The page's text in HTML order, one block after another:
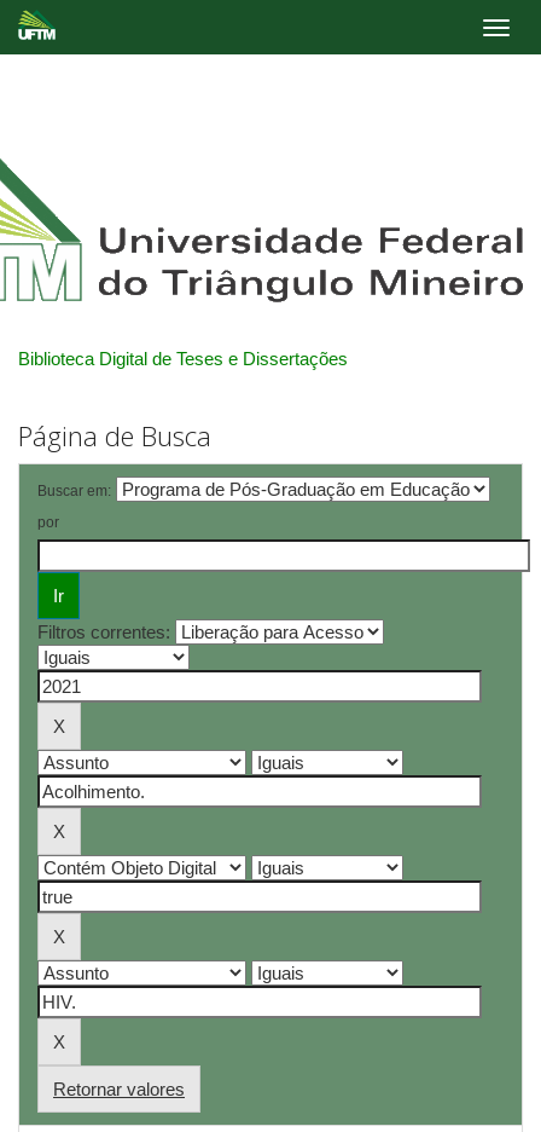
Biblioteca Digital de Teses e Dissertações
Página de Busca
Buscar em:
por
Filtros correntes:
Retornar valores